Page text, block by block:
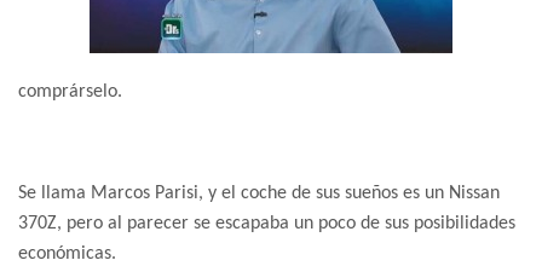
comprárselo.
Se llama Marcos Parisi, y el coche de sus sueños es un Nissan
370Z, pero al parecer se escapaba un poco de sus posibilidades
económicas.